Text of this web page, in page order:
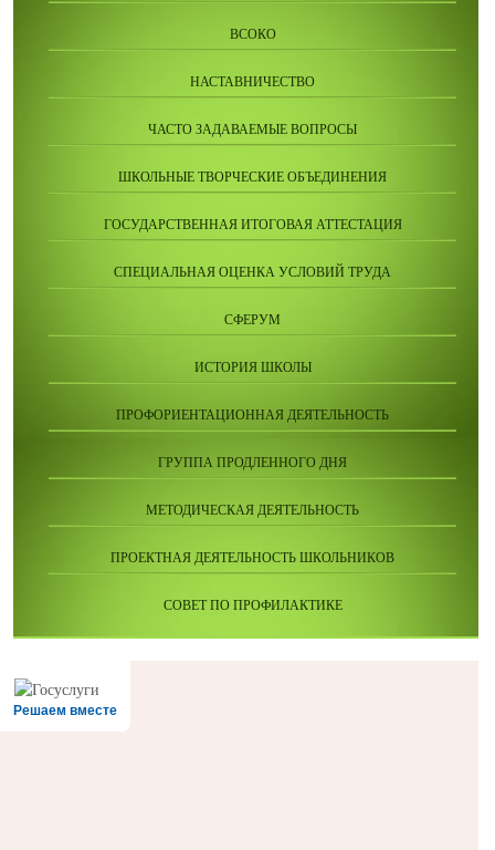
ВСОКО
НАСТАВНИЧЕСТВО
ЧАСТО ЗАДАВАЕМЫЕ ВОПРОСЫ
ШКОЛЬНЫЕ ТВОРЧЕСКИЕ ОБЪЕДИНЕНИЯ
ГОСУДАРСТВЕННАЯ ИТОГОВАЯ АТТЕСТАЦИЯ
СПЕЦИАЛЬНАЯ ОЦЕНКА УСЛОВИЙ ТРУДА
СФЕРУМ
ИСТОРИЯ ШКОЛЫ
ПРОФОРИЕНТАЦИОННАЯ ДЕЯТЕЛЬНОСТЬ
ГРУППА ПРОДЛЕННОГО ДНЯ
МЕТОДИЧЕСКАЯ ДЕЯТЕЛЬНОСТЬ
ПРОЕКТНАЯ ДЕЯТЕЛЬНОСТЬ ШКОЛЬНИКОВ
СОВЕТ ПО ПРОФИЛАКТИКЕ
Решаем вместе